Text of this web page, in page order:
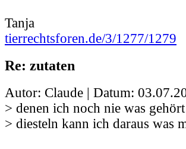
Tanja
tierrechtsforen.de/3/1277/1279
Re: zutaten
Autor: Claude | Datum:
> denen ich noch nie was
> diesteln kann ich daraus was